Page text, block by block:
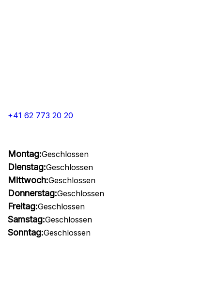
+41 62 773 20 20
Montag:Geschlossen
Dienstag:Geschlossen
Mittwoch:Geschlossen
Donnerstag:Geschlossen
Freitag:Geschlossen
Samstag:Geschlossen
Sonntag:Geschlossen